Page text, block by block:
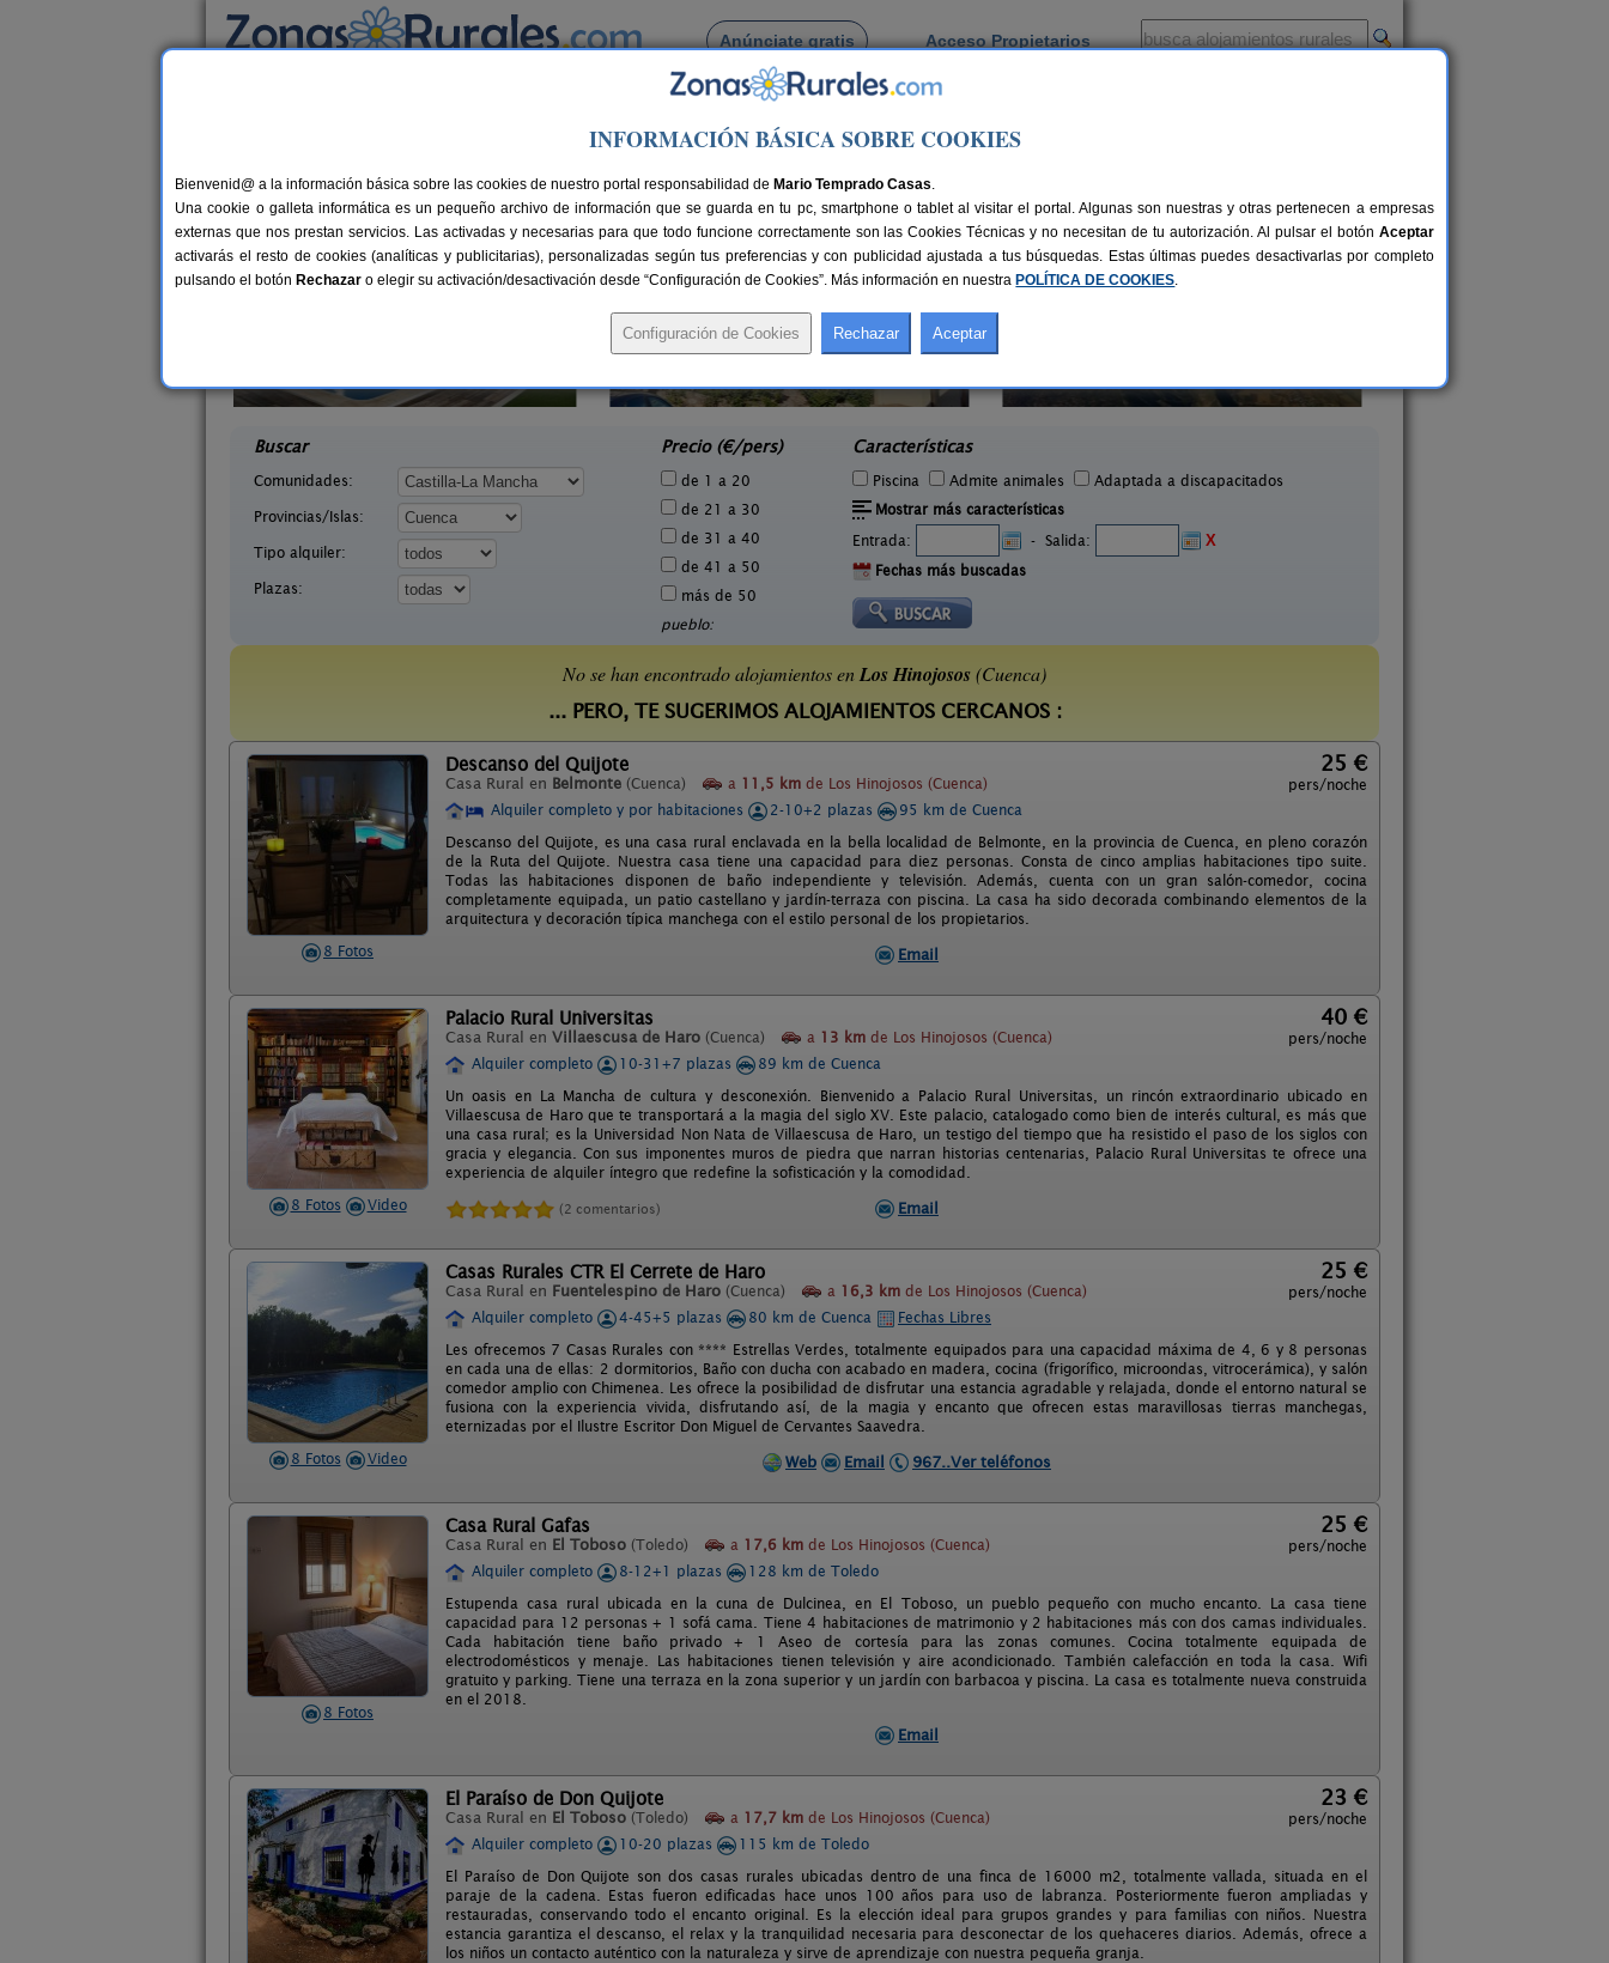
Anúnciate gratis Acceso Propietarios
Busca por pueblo
> Los Hinojosos
Casas Rurales cerca de Los Hinojosos
40 €
El Vallejo de Jabalera
Buscar
Comunidades:
Provincias/Islas:
Tipo alquiler:
Plazas:
Precio (€/pers)
de 1 a 20
de 21 a 30
de 31 a 40
de 41 a 50
más de 50
pueblo:
Características
Piscina Admite animales
Adaptada a discapacitados
Mostrar más características
Entrada:
- Salida:
X
Fechas más buscadas
No se han encontrado alojamientos enLos Hinojosos(Cuenca)
... PERO, TE SUGERIMOS ALOJAMIENTOS CERCANOS :
8 Fotos
Descanso del Quijote
Casa Rural en Belmonte (Cuenca) a 11,5 km de Los Hinojosos (Cuenca)
25 €
pers/noche
Alquiler completo y por habitaciones
2-10+2 plazas
95 km de Cuenca
Descanso del Quijote, es una casa rural enclavada en la bella localidad de Belmonte, en la provincia de Cuenca, en pleno corazón
de la Ruta del Quijote. Nuestra casa tiene una capacidad para diez personas. Consta de cinco amplias habitaciones tipo suite.
Todas las habitaciones disponen de baño independiente y televisión. Además, cuenta con un gran salón-comedor, cocina
completamente equipada, un patio castellano y jardín-terraza con piscina. La casa ha sido decorada combinando elementos de la
arquitectura y decoración típica manchega con el estilo personal de los propietarios.
Email
8 Fotos Video
Palacio Rural Universitas
Casa Rural en Villaescusa de Haro (Cuenca) a 13 km de Los Hinojosos (Cuenca)
40 €
pers/noche
Alquiler completo
10-31+7 plazas
89 km de Cuenca
Un oasis en La Mancha de cultura y desconexión. Bienvenido a Palacio Rural Universitas, un rincón extraordinario ubicado en
Villaescusa de Haro que te transportará a la magia del siglo XV. Este palacio, catalogado como bien de interés cultural, es más que
una casa rural; es la Universidad Non Nata de Villaescusa de Haro, un testigo del tiempo que ha resistido el paso de los siglos con
gracia y elegancia. Con sus imponentes muros de piedra que narran historias centenarias, Palacio Rural Universitas te ofrece una
experiencia de alquiler íntegro que redefine la sofisticación y la comodidad.
(2 comentarios) Email
8 Fotos Video
Casas Rurales CTR El Cerrete de Haro
Casa Rural en Fuentelespino de Haro (Cuenca) a 16,3 km de Los Hinojosos (Cuenca)
25 €
pers/noche
Alquiler completo
4-45+5 plazas 80 km de Cuenca
Fechas Libres
Les ofrecemos 7 Casas Rurales con **** Estrellas Verdes, totalmente equipados para una capacidad máxima de 4, 6 y 8 personas
en cada una de ellas: 2 dormitorios, Baño con ducha con acabado en madera, cocina (frigorífico, microondas, vitrocerámica), y salón
comedor amplio con Chimenea. Les ofrece la posibilidad de disfrutar una estancia agradable y relajada, donde el entorno natural se
fusiona con la experiencia vivida, disfrutando así, de la magia y encanto que ofrecen estas maravillosas tierras manchegas,
eternizadas por el Ilustre Escritor Don Miguel de Cervantes Saavedra.
Web
Email 967..Ver teléfonos
8 Fotos
Casa Rural Gafas
Casa Rural en El Toboso (Toledo) a 17,6 km de Los Hinojosos (Cuenca)
25 €
pers/noche
Alquiler completo
8-12+1 plazas
128 km de Toledo
Estupenda casa rural ubicada en la cuna de Dulcinea, en El Toboso, un pueblo pequeño con mucho encanto. La casa tiene
capacidad para 12 personas + 1 sofá cama. Tiene 4 habitaciones de matrimonio y 2 habitaciones más con dos camas individuales.
Cada habitación tiene baño privado + 1 Aseo de cortesía para las zonas comunes. Cocina totalmente equipada de
electrodomésticos y menaje. Las habitaciones tienen televisión y aire acondicionado. También calefacción en toda la casa. Wifi
gratuito y parking. Tiene una terraza en la zona superior y un jardín con barbacoa y piscina. La casa es totalmente nueva construida
en el 2018.
Email
El Paraíso de Don Quijote
Casa Rural en El Toboso (Toledo) a 17,7 km de Los Hinojosos (Cuenca)
23 €
pers/noche
Alquiler completo
10-20 plazas
115 km de Toledo
El Paraíso de Don Quijote son dos casas rurales ubicadas dentro de una finca de 16000 m2, totalmente vallada, situada en el
paraje de la cadena. Estas fueron edificadas hace unos 100 años para uso de labranza. Posteriormente fueron ampliadas y
restauradas, conservando todo el encanto original. Es la elección ideal para grupos grandes y para familias con niños. Nuestra
estancia garantiza el descanso, el relax y la tranquilidad necesaria para desconectar de los quehaceres diarios. Además, ofrece a
los niños un contacto auténtico con la naturaleza y sirve de aprendizaje con nuestra pequeña granja.
INFORMACIÓN BÁSICA SOBRE COOKIES
Bienvenid@ a la información básica sobre las cookies de nuestro portal responsabilidad de Mario Temprado Casas.
Una cookie o galleta informática es un pequeño archivo de información que se guarda en tu pc, smartphone o tablet al visitar el portal. Algunas son nuestras y otras pertenecen a empresas
externas que nos prestan servicios. Las activadas y necesarias para que todo funcione correctamente son las Cookies Técnicas y no necesitan de tu autorización. Al pulsar el botón Aceptar
activarás el resto de cookies (analíticas y publicitarias), personalizadas según tus preferencias y con publicidad ajustada a tus búsquedas. Estas últimas puedes desactivarlas por completo
pulsando el botón Rechazar o elegir su activación/desactivación desde “Configuración de Cookies”. Más información en nuestra POLÍTICA DE COOKIES.